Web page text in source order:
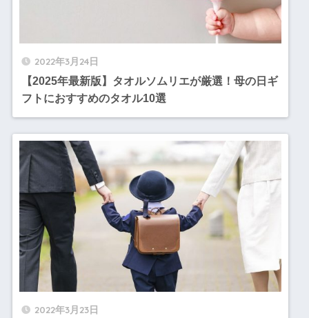
2022年3月24日
【2025年最新版】タオルソムリエが厳選！母の日ギ
フトにおすすめのタオル10選
2022年3月23日